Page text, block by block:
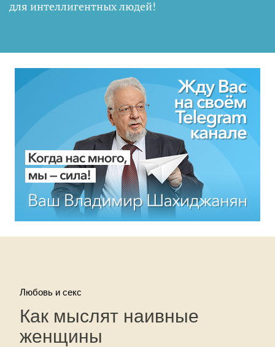
для интеллигентных людей!
Любовь и секс
Как мыслят наивные
женщины